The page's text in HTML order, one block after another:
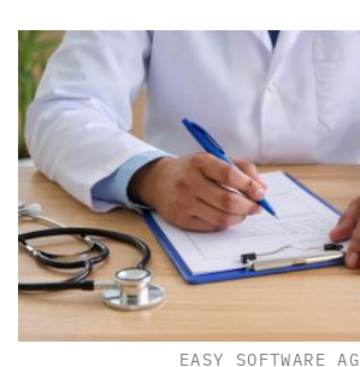
EASY SOFTWARE AG